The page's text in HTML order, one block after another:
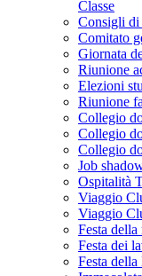
Classe
Consigli di
Comitato
Giornata
Riunione
Elezioni
Riunione
Collegio
Collegio
Collegio
Job
Ospitalità
Viaggio
Viaggio
Festa
Festa dei
Festa